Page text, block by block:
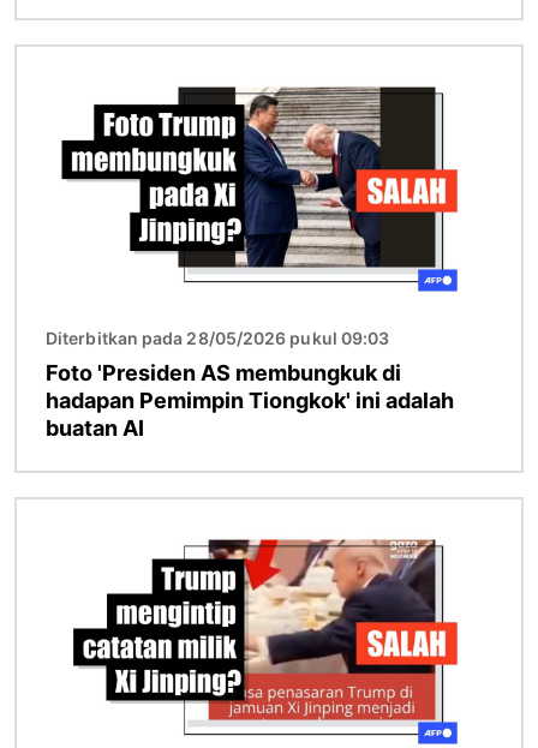
Diterbitkan pada 28/05/2026 pukul 09:03
Foto 'Presiden AS membungkuk di
hadapan Pemimpin Tiongkok' ini adalah
buatan AI